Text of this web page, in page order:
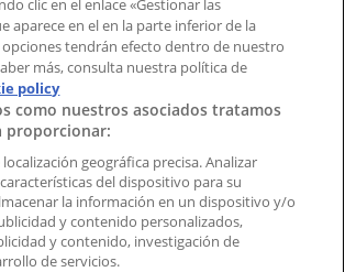
Tiendeo
clic en el enlace «Gestionar las
aparece en el en la parte inferior de la
opciones tendrán efecto dentro de nuestro
más, consulta nuestra política de
policy
como nuestros asociados tratamos
proporcionar:
geográfica precisa. Analizar
del dispositivo para su
la información en un dispositivo y/o
y contenido personalizados,
y contenido, investigación de
de servicios.